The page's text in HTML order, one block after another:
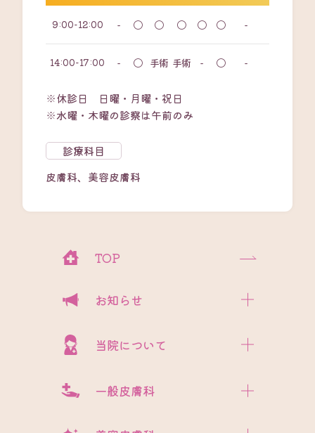
9:00-12:00 - 〇 〇 〇 〇 〇 -
14:00-17:00 - 〇 手術 手術 - 〇 -
※休診日 日曜・月曜・祝日
※水曜・木曜の診察は午前のみ
診療科目
皮膚科、美容皮膚科
TOP
お知らせ
当院について
一般皮膚科